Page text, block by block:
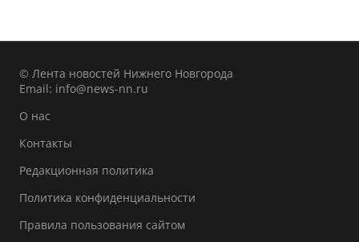
© Лента новостей Нижнего Новгорода
Email: info@news-nn.ru
О нас
Контакты
Редакционная политика
Политика конфиденциальности
Правила пользования сайтом